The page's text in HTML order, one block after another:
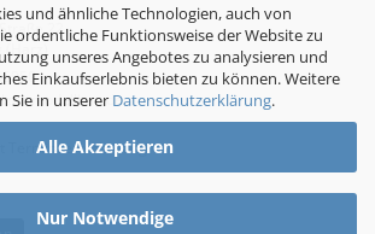
und ähnliche Technologien, auch von
ordentliche Funktionsweise der Website zu
unseres Angebotes zu analysieren und
Einkaufserlebnis bieten zu können. Weitere
Sie in unserer Datenschutzerklärung.
Alle Akzeptieren
Nur Notwendige
22
modellbau.de
Terminvereinbarung!